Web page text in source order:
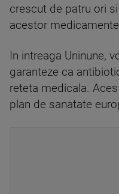
crescut de patru ori
acestor
In intreaga Uninune,
garanteze ca
reteta medicala.
plan de sanatate